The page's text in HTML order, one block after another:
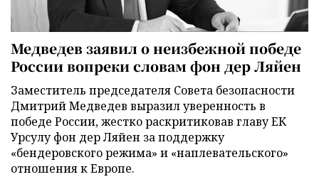
Медведев заявил о неизбежной победе
России вопреки словам фон дер Ляйен
Заместитель председателя Совета безопасности
Дмитрий Медведев выразил уверенность в
победе России, жестко раскритиковав главу ЕК
Урсулу фон дер Ляйен за поддержку
«бендеровского режима» и «наплевательского»
отношения к Европе.